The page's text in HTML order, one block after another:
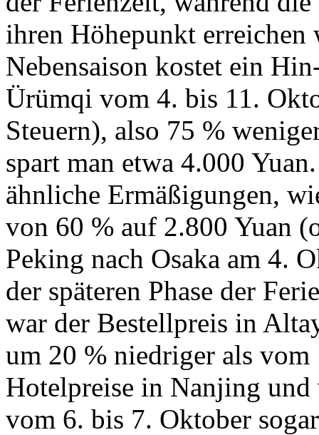
ihren Höhepunkt
Nebensaison kostet ein
Ürümqi vom 4. bis 11.
Steuern), also 75 %
spart man etwa 4.000
ähnliche Ermäßigungen,
von 60 % auf 2.800 Yuan
Peking nach Osaka am 4.
der späteren Phase der
war der Bestellpreis in
um 20 % niedriger als
Hotelpreise in Nanjing und
vom 6. bis 7. Oktober